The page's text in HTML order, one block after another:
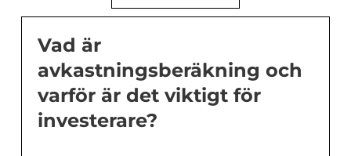
Vad är
avkastningsberäkning och
varför är det viktigt för
investerare?